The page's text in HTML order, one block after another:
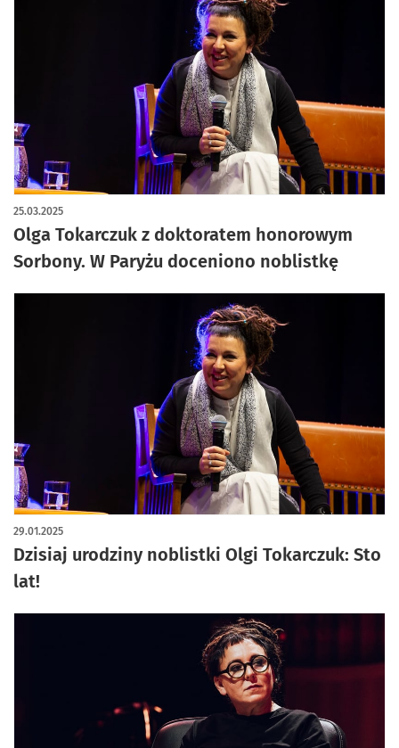
Olga Tokarczuk z doktoratem honorowym
Sorbony. W Paryżu doceniono noblistkę
25.03.2025
Dzisiaj urodziny noblistki Olgi Tokarczuk: Sto
lat!
29.01.2025